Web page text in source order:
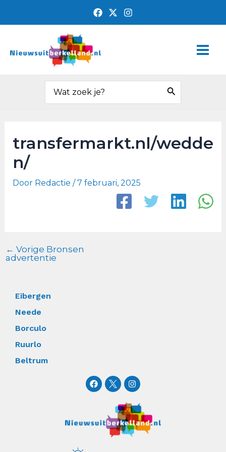
de
naar:
transfermarkt.nl/wedde
n/
Door Redactie /7 februari, 2025
← Vorige Bronsen
advertentie
Eibergen
Neede
Borculo
Ruurlo
Beltrum
F
a
c
o
o
I
n
s
t
a
g
r
a